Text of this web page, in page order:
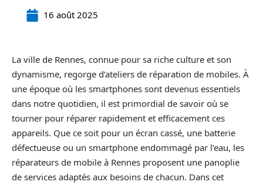
16 août 2025
La ville de Rennes, connue pour sa riche culture et son
dynamisme, regorge d’ateliers de réparation de mobiles. À
une époque où les smartphones sont devenus essentiels
dans notre quotidien, il est primordial de savoir où se
tourner pour réparer rapidement et efficacement ces
appareils. Que ce soit pour un écran cassé, une batterie
défectueuse ou un smartphone endommagé par l’eau, les
réparateurs de mobile à Rennes proposent une panoplie
de services adaptés aux besoins de chacun. Dans cet